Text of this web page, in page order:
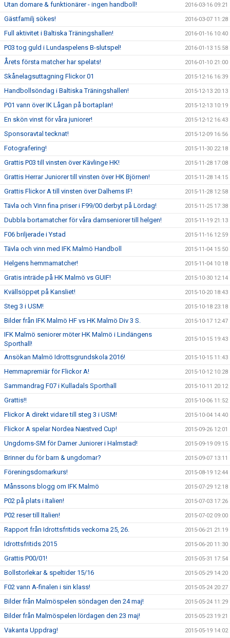
Utan domare & funktionärer - ingen handboll! 2016-03-16 09:21
Gästfamilj sökes! 2016-03-07 11:28
Full aktivitet i Baltiska Träningshallen! 2016-01-16 10:40
P03 tog guld i Lundaspelens B-slutspel! 2016-01-13 15:58
Årets första matcher har spelats! 2016-01-10 21:00
Skånelagsuttagning Flickor 01 2015-12-16 16:39
Handbollsöndag i Baltiska Träningshallen! 2015-12-13 20:13
P01 vann över IK Lågan på bortaplan! 2015-12-13 10:19
En skön vinst för våra juniorer! 2015-12-12 16:43
Sponsoravtal tecknat! 2015-12-09 16:56
Fotografering! 2015-11-30 22:18
Grattis P03 till vinsten över Kävlinge HK! 2015-11-28 17:08
Grattis Herrar Juniorer till vinsten över HK Björnen! 2015-11-28 14:15
Grattis Flickor A till vinsten över Dalhems IF! 2015-11-28 12:58
Tävla och Vinn fina priser i F99/00 derbyt på Lördag! 2015-11-25 17:38
Dubbla bortamatcher för våra damseniorer till helgen! 2015-11-19 21:13
F06 briljerade i Ystad 2015-11-16 12:59
Tävla och vinn med IFK Malmö Handboll 2015-11-04 15:50
Helgens hemmamatcher! 2015-11-04 10:18
Gratis inträde på HK Malmö vs GUIF! 2015-10-30 12:14
Kvällsöppet på Kansliet! 2015-10-20 18:43
Steg 3 i USM! 2015-10-18 23:18
Bilder från IFK Malmö HF vs HK Malmö Div 3 S. 2015-10-17 12:47
IFK Malmö seniorer möter HK Malmö i Lindängens
Sporthall!
2015-10-15 19:43
Ansökan Malmö Idrottsgrundskola 2016! 2015-10-15 11:43
Hemmapremiär för Flickor A! 2015-10-12 10:28
Sammandrag F07 i Kulladals Sporthall 2015-10-11 20:12
Grattis!! 2015-10-06 11:52
Flickor A direkt vidare till steg 3 i USM! 2015-10-04 14:40
Flickor A spelar Nordea Næstved Cup! 2015-09-26 12:01
Ungdoms-SM för Damer Juniorer i Halmstad! 2015-09-19 09:15
Brinner du för barn & ungdomar? 2015-09-07 13:11
Föreningsdomarkurs! 2015-08-19 12:44
Månssons blogg om IFK Malmö 2015-07-29 12:18
P02 på plats i Italien! 2015-07-03 17:26
P02 reser till Italien! 2015-07-02 09:00
Rapport från Idrottsfritids veckorna 25, 26. 2015-06-21 21:19
Idrottsfritids 2015 2015-06-20 11:30
Grattis P00/01! 2015-05-31 17:54
Bollstorlekar & speltider 15/16 2015-05-29 14:20
F02 vann A-finalen i sin klass! 2015-05-24 20:27
Bilder från Malmöspelen söndagen den 24 maj! 2015-05-24 11:29
Bilder från Malmöspelen lördagen den 23 maj! 2015-05-23 19:21
Vakanta Uppdrag! 2015-05-19 14:02